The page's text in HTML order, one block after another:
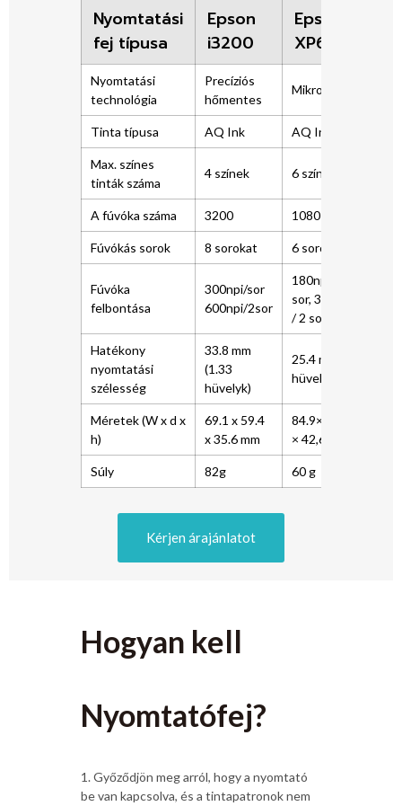
Nyomtatási
fej típusa
Epson
i3200
Epson
XP600
Nyomtatási
technológia
Precíziós
hőmentes
Mikropiezo
Tinta típusa AQ Ink AQ Ink
Max. színes
tinták száma
4 színek 6 színek
A fúvóka száma 3200 1080
Fúvókás sorok 8 sorokat 6 sorokat
Fúvóka
felbontása
300npi/sor
600npi/2sor
180npi /
sor, 360dpi
/ 2 sorokat
Hatékony
nyomtatási
szélesség
33.8 mm
(1.33
hüvelyk)
25.4 mm (1
hüvelyk)
Méretek (W x d x
h)
69.1 x 59.4
x 35.6 mm
84.9× 57,2
× 42,6 mm
Súly 82g 60 g
Kérjen árajánlatot
Hogyan kell
Nyomtatófej?
1. Győződjön meg arról, hogy a nyomtató
be van kapcsolva, és a tintapatronok nem